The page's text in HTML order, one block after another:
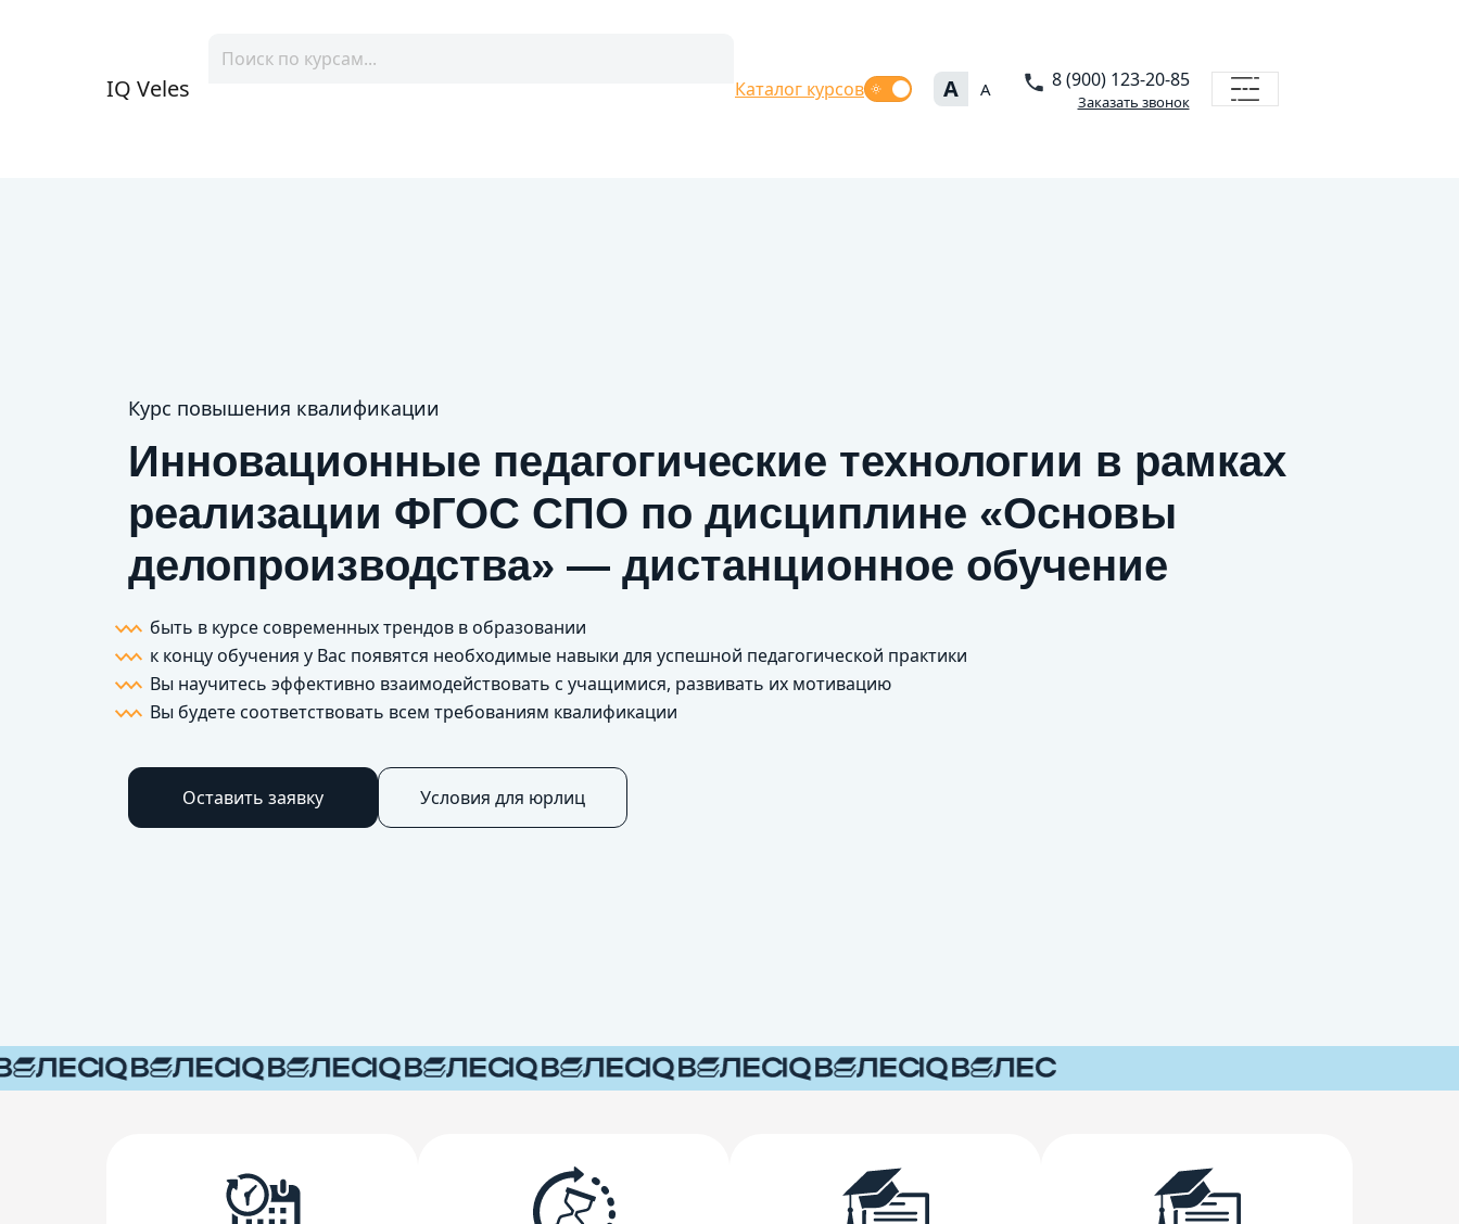
IQ Veles Каталог курсов A A 8 (900) 123-20-85
Заказать звонок
Курс повышения квалификации
Инновационные педагогические технологии в рамках
реализации ФГОС СПО по дисциплине «Основы
делопроизводства» — дистанционное обучение
быть в курсе современных трендов в образовании
к концу обучения у Вас появятся необходимые навыки для успешной педагогической практики
Вы научитесь эффективно взаимодействовать с учащимися, развивать их мотивацию
Вы будете соответствовать всем требованиям квалификации
Оставить заявку Условия для юрлиц